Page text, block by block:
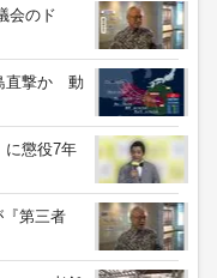
会のド
直撃か 動
に懲役7年
第三者